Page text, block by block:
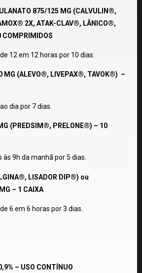
875/125 MG (CALVULIN®,
2X, ATAK-CLAV®, LÂNICO®,
12 em 12 horas por 10 dias.
MG (ALEVO®, LIVEPAX®, TAVOK®) –
dia por 7 dias.
(PREDSIM®, PRELONE®) – 10
9h da manhã por 5 dias.
LISADOR DIP®) ou
– 1 CAIXA
6 em 6 horas por 3 dias.
– USO CONTÍNUO